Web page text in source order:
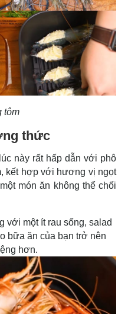
tôm
thức
này rất hấp dẫn với phô
kết hợp với hương vị ngọt
món ăn không thể chối
với một ít rau sống, salad
bữa ăn của bạn trở nên
hơn.